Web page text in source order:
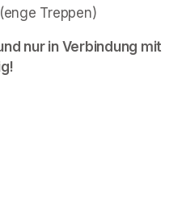
Treppen)
nur in Verbindung mit